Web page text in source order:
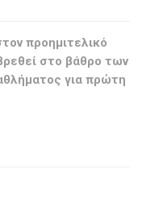
προημιτελικό
στο βάθρο των
για πρώτη